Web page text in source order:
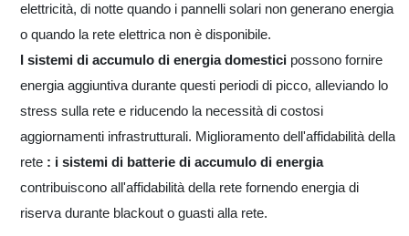
elettricità, di notte quando i pannelli solari non generano energia
o quando la rete elettrica non è disponibile.
I sistemi di accumulo di energia domesticipossono fornire
energia aggiuntiva durante questi periodi di picco, alleviando lo
stress sulla rete e riducendo la necessità di costosi
aggiornamenti infrastrutturali. Miglioramento dell'affidabilità della
rete : i sistemi di batterie di accumulo di energia
contribuiscono all'affidabilità della rete fornendo energia di
riserva durante blackout o guasti alla rete.